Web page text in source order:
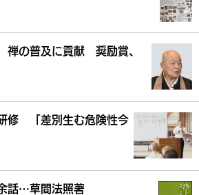
禅の普及に貢献 奨励賞、
修 「差別生む危険性今
話…草間法照著